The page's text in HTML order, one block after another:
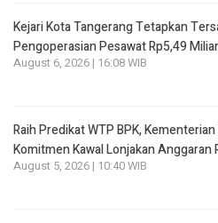
Kejari Kota Tangerang Tetapkan
Pengoperasian Pesawat Rp5,49 Miliar
August 6, 2026 | 16:08 WIB
Raih Predikat WTP BPK, Kementerian
Komitmen Kawal Lonjakan Anggaran
August 5, 2026 | 10:40 WIB